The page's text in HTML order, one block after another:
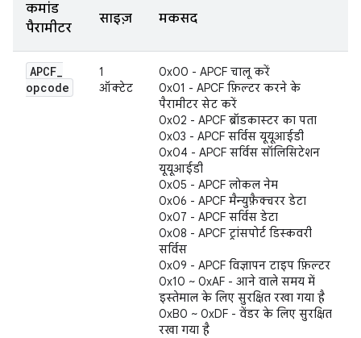
कमांड
पैरामीटर
साइज़ मकसद
APCF_
opcode
1
ऑक्टेट
0x00 - APCF चालू करें
0x01 - APCF फ़िल्टर करने के
पैरामीटर सेट करें
0x02 - APCF ब्रॉडकास्टर का पता
0x03 - APCF सर्विस यूयूआईडी
0x04 - APCF सर्विस सॉलिसिटेशन
यूयूआईडी
0x05 - APCF लोकल नेम
0x06 - APCF मैन्युफ़ैक्चरर डेटा
0x07 - APCF सर्विस डेटा
0x08 - APCF ट्रांसपोर्ट डिस्कवरी
सर्विस
0x09 - APCF विज्ञापन टाइप फ़िल्टर
0x10 ~ 0xAF - आने वाले समय में
इस्तेमाल के लिए सुरक्षित रखा गया है
0xB0 ~ 0xDF - वेंडर के लिए सुरक्षित
रखा गया है